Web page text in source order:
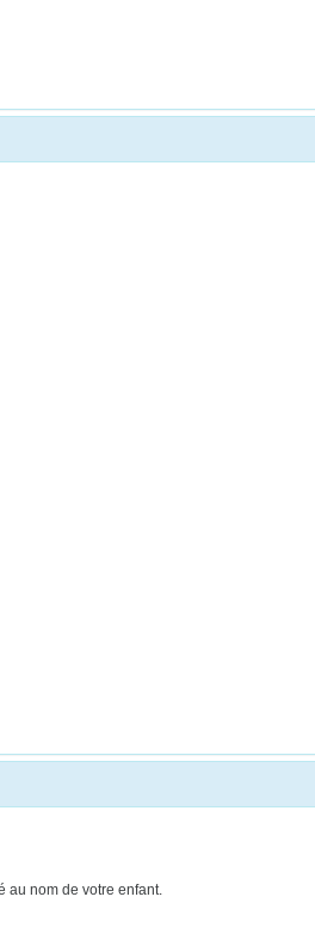
nom de votre enfant.